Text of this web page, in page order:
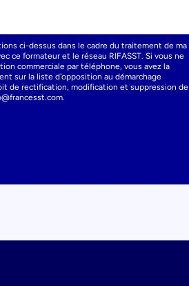
ci-dessus dans le cadre du traitement de ma
ce formateur et le réseau RIFASST. Si vous ne
commerciale par téléphone, vous avez la
sur la liste d'opposition au démarchage
de rectification, modification et suppression de